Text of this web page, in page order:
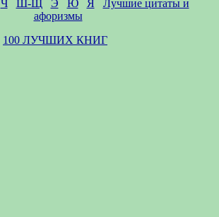
Ч Ш-Щ Э Ю Я
Лучшие цитаты и
афоризмы
100 ЛУЧШИХ КНИГ